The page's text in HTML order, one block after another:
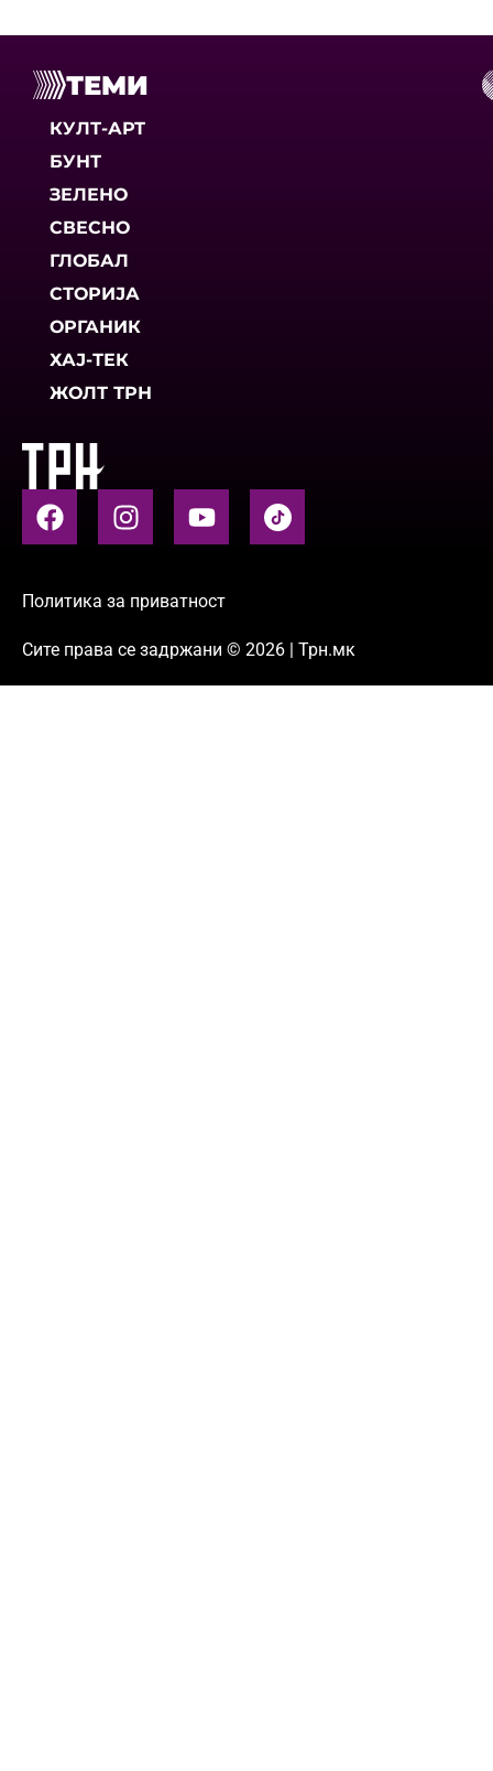
ТЕМИ
КУЛТ-АРТ
БУНТ
ЗЕЛЕНО
СВЕСНО
ГЛОБАЛ
СТОРИЈА
ОРГАНИК
ХАЈ-ТЕК
ЖОЛТ ТРН
Политика за приватност
Сите права се задржани © 2026 | Трн.мк